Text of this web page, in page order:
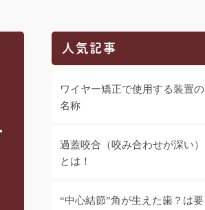
人気記事
ワイヤー矯正で使用する装置の
名称
過蓋咬合（咬み合わせが深い）
とは！
“中心結節”角が生えた歯？は要